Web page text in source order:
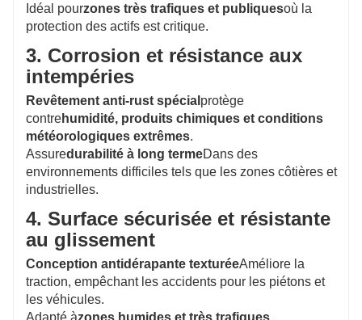
Idéal pourzones très trafiques et publiquesoù la
protection des actifs est critique.
3. Corrosion et résistance aux
intempéries
Revêtement anti-rust spécial protège
contrehumidité, produits chimiques et conditions
météorologiques extrêmes.
Assuredurabilité à long termeDans des
environnements difficiles tels que les zones côtières et
industrielles.
4. Surface sécurisée et résistante
au glissement
Conception antidérapante texturéeAméliore la
traction, empêchant les accidents pour les piétons et
les véhicules.
Adapté àzones humides et très trafiques,